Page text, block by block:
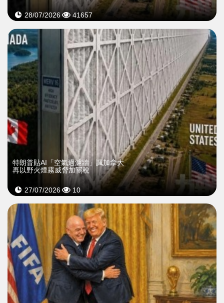
28/07/2026 41657
特朗普貼AI「空氣過濾牆」諷加拿大
再以野火煙霧威脅加關稅
27/07/2026 10